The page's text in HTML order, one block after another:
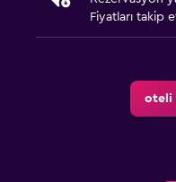
Restoranlar
Özel diyet menüleri
Fiyatları takip
oteli